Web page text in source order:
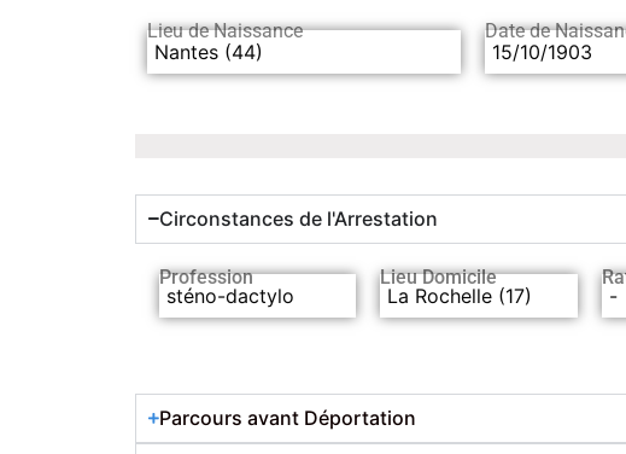
Lieu de Naissance
Nantes (44)
Date de
15/10/1903
Circonstances de l'Arrestation
Profession
sténo-dactylo
Lieu Domicile
La Rochelle (17) -
Parcours avant Déportation